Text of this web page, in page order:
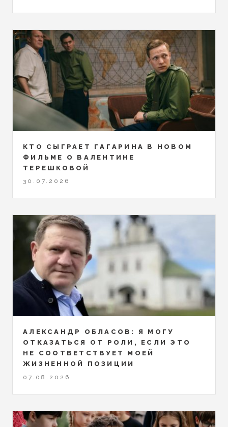
КТО СЫГРАЕТ ГАГАРИНА В НОВОМ
ФИЛЬМЕ О ВАЛЕНТИНЕ
ТЕРЕШКОВОЙ
30.07.2026
АЛЕКСАНДР ОБЛАСОВ: Я МОГУ
ОТКАЗАТЬСЯ ОТ РОЛИ, ЕСЛИ ЭТО
НЕ СООТВЕТСТВУЕТ МОЕЙ
ЖИЗНЕННОЙ ПОЗИЦИИ
07.08.2026